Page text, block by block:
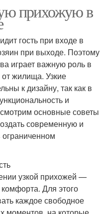
прихожую в
гость при входе в
при выходе. Поэтому
играет важную роль в
жилища. Узкие
к дизайну, так как в
и
основные советы
современную и
узкой прихожей —
Для этого
каждое свободное